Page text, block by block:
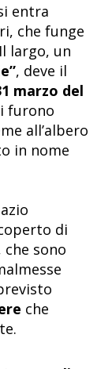
entra
che funge
Il largo, un
, deve il
marzo del
furono
all’albero
in nome
di
che sono
che